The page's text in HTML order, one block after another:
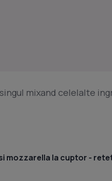
mixand celelalte
mozzarella la cuptor -